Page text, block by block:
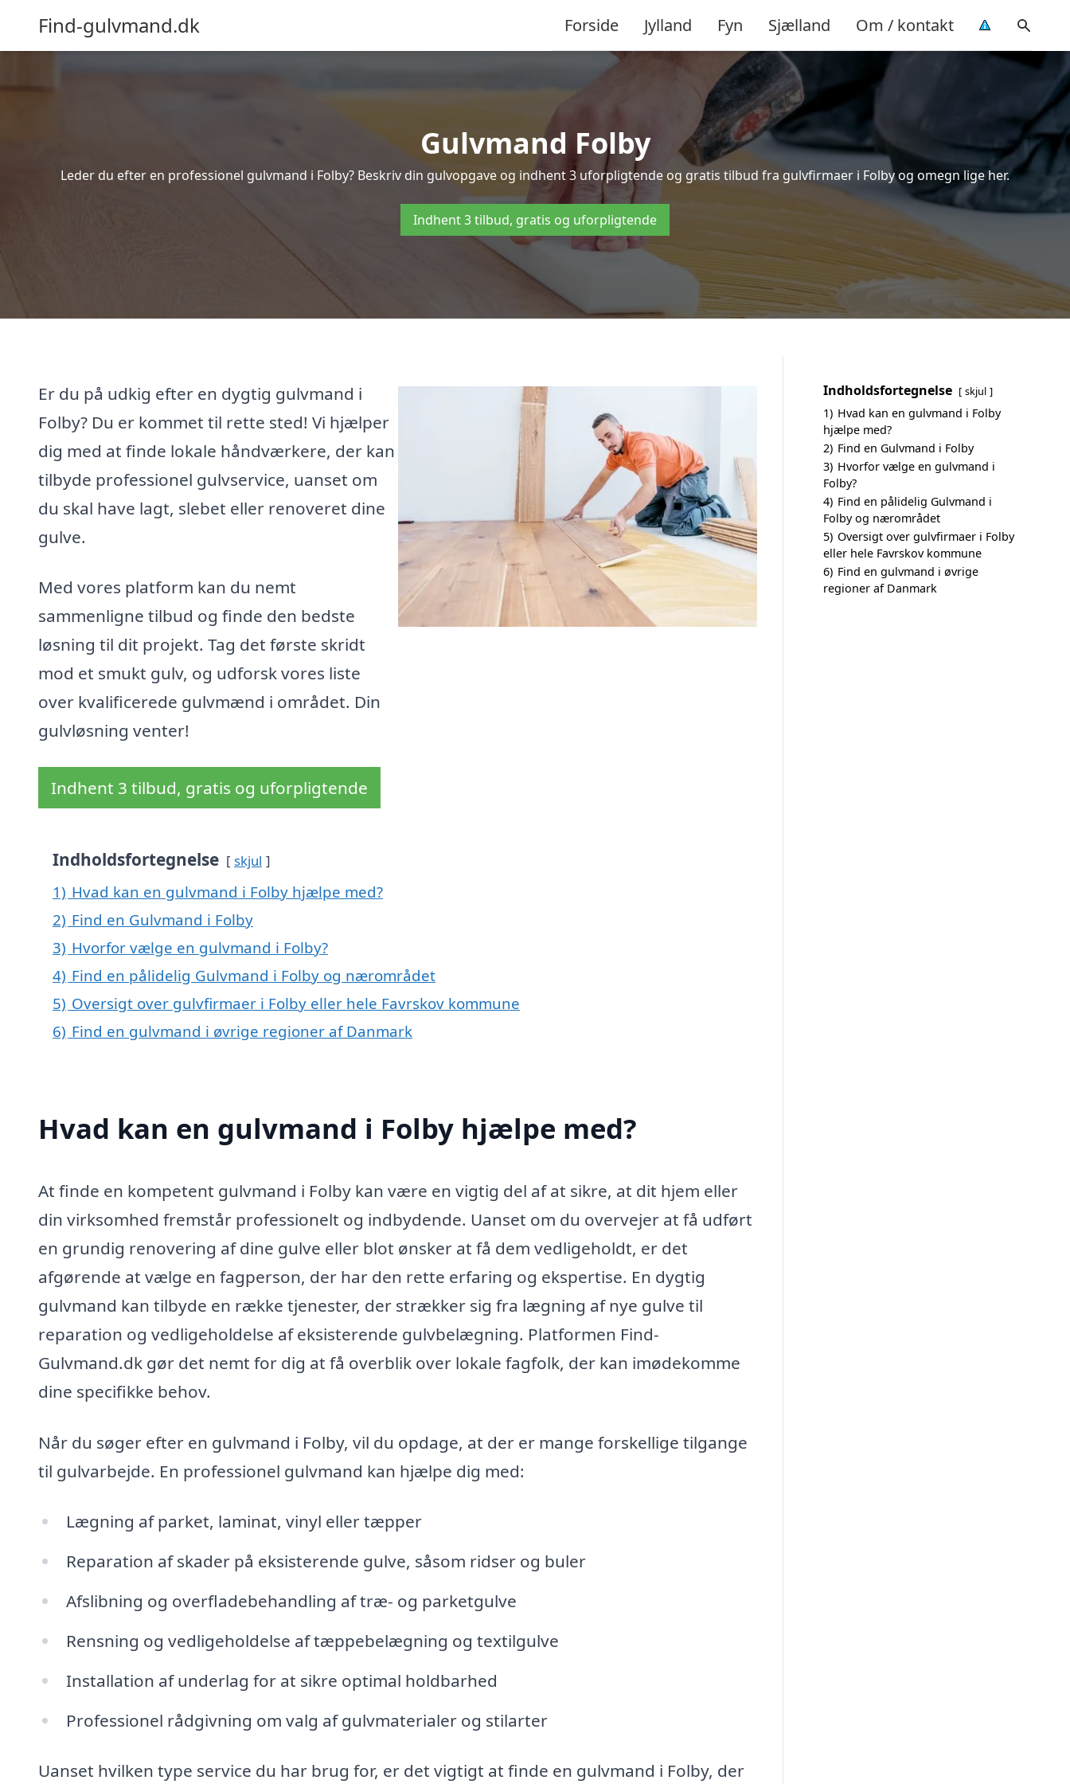
Find-gulvmand.dk Forside Jylland Fyn Sjælland Om / kontakt
Gulvmand Folby
Leder du efter en professionel gulvmand i Folby? Beskriv din gulvopgave og indhent 3 uforpligtende og gratis tilbud fra gulvfirmaer i Folby og omegn lige her.
Indhent 3 tilbud, gratis og uforpligtende
Er du på udkig efter en dygtig gulvmand i
Folby? Du er kommet til rette sted! Vi hjælper
dig med at finde lokale håndværkere, der kan
tilbyde professionel gulvservice, uanset om
du skal have lagt, slebet eller renoveret dine
gulve.
Med vores platform kan du nemt
sammenligne tilbud og finde den bedste
løsning til dit projekt. Tag det første skridt
mod et smukt gulv, og udforsk vores liste
over kvalificerede gulvmænd i området. Din
gulvløsning venter!
Indhent 3 tilbud, gratis og uforpligtende
Indholdsfortegnelse skjul
1) Hvad kan en gulvmand i Folby hjælpe med?
2) Find en Gulvmand i Folby
3) Hvorfor vælge en gulvmand i Folby?
4) Find en pålidelig Gulvmand i Folby og nærområdet
5) Oversigt over gulvfirmaer i Folby eller hele Favrskov kommune
6) Find en gulvmand i øvrige regioner af Danmark
Hvad kan en gulvmand i Folby hjælpe med?
At finde en kompetent gulvmand i Folby kan være en vigtig del af at sikre, at dit hjem eller
din virksomhed fremstår professionelt og indbydende. Uanset om du overvejer at få udført
en grundig renovering af dine gulve eller blot ønsker at få dem vedligeholdt, er det
afgørende at vælge en fagperson, der har den rette erfaring og ekspertise. En dygtig
gulvmand kan tilbyde en række tjenester, der strækker sig fra lægning af nye gulve til
reparation og vedligeholdelse af eksisterende gulvbelægning. Platformen Find-
Gulvmand.dk gør det nemt for dig at få overblik over lokale fagfolk, der kan imødekomme
dine specifikke behov.
Når du søger efter en gulvmand i Folby, vil du opdage, at der er mange forskellige tilgange
til gulvarbejde. En professionel gulvmand kan hjælpe dig med:
Lægning af parket, laminat, vinyl eller tæpper
Reparation af skader på eksisterende gulve, såsom ridser og buler
Afslibning og overfladebehandling af træ- og parketgulve
Rensning og vedligeholdelse af tæppebelægning og textilgulve
Installation af underlag for at sikre optimal holdbarhed
Professionel rådgivning om valg af gulvmaterialer og stilarter
Uanset hvilken type service du har brug for, er det vigtigt at finde en gulvmand i Folby, der
Indholdsfortegnelse skjul
1) Hvad kan en gulvmand i Folby
hjælpe med?
2) Find en Gulvmand i Folby
3) Hvorfor vælge en gulvmand i
Folby?
4) Find en pålidelig Gulvmand i
Folby og nærområdet
5) Oversigt over gulvfirmaer i Folby
eller hele Favrskov kommune
6) Find en gulvmand i øvrige
regioner af Danmark